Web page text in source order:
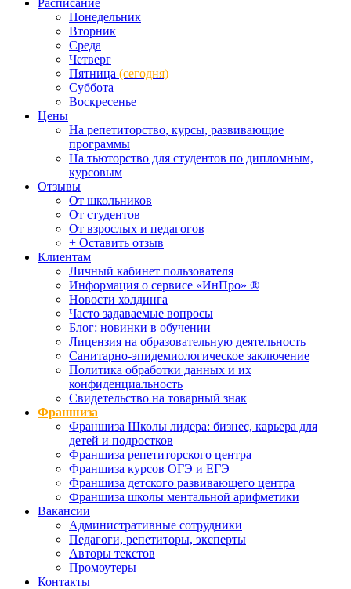
Расписание
Понедельник
Вторник
Среда
Четверг
Пятница (сегодня)
Суббота
Воскресенье
Цены
На репетиторство, курсы, развивающие
программы
На тьюторство для студентов по дипломным,
курсовым
Отзывы
От школьников
От студентов
От взрослых и педагогов
+ Оставить отзыв
Клиентам
Личный кабинет пользователя
Информация о сервисе «ИнПро» ®
Новости холдинга
Часто задаваемые вопросы
Блог: новинки в обучении
Лицензия на образовательную деятельность
Санитарно-эпидемиологическое заключение
Политика обработки данных и их
конфиденциальность
Свидетельство на товарный знак
Франшиза
Франшиза Школы лидера: бизнес, карьера для
детей и подростков
Франшиза репетиторского центра
Франшиза курсов ОГЭ и ЕГЭ
Франшиза детского развивающего центра
Франшиза школы ментальной арифметики
Вакансии
Административные сотрудники
Педагоги, репетиторы, эксперты
Авторы текстов
Промоутеры
Контакты